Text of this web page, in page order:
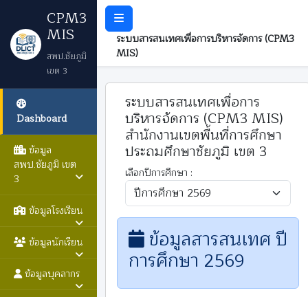
CPM3
MIS
สพป.ชัยภูมิ
เขต 3
Dashboard
ข้อมูล
สพป.ชัยภูมิ เขต
3
ข้อมูลโรงเรียน
ข้อมูลนักเรียน
ข้อมูลบุคลากร
ระบบสารสนเทศเพื่อการบริหารจัดการ (CPM3
MIS)
ระบบสารสนเทศเพื่อการ
บริหารจัดการ (CPM3 MIS)
สำนักงานเขตพื้นที่การศึกษา
ประถมศึกษาชัยภูมิ เขต 3
เลือกปีการศึกษา :
ข้อมูลสารสนเทศ ปี
การศึกษา 2569